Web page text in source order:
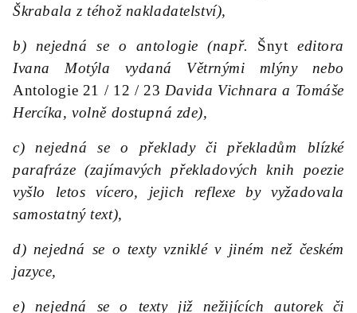
Škrabala z téhož nakladatelství),
b) nejedná se o antologie (např. Šnyt editora
Ivana Motýla vydaná Větrnými mlýny nebo
Antologie 21 / 12 / 23 Davida Vichnara a Tomáše
Hercíka, volně dostupná zde),
c) nejedná se o překlady či překladům blízké
parafráze (zajímavých překladových knih poezie
vyšlo letos vícero, jejich reflexe by vyžadovala
samostatný text),
d) nejedná se o texty vzniklé v jiném než českém
jazyce,
e) nejedná se o texty již nežijících autorek či